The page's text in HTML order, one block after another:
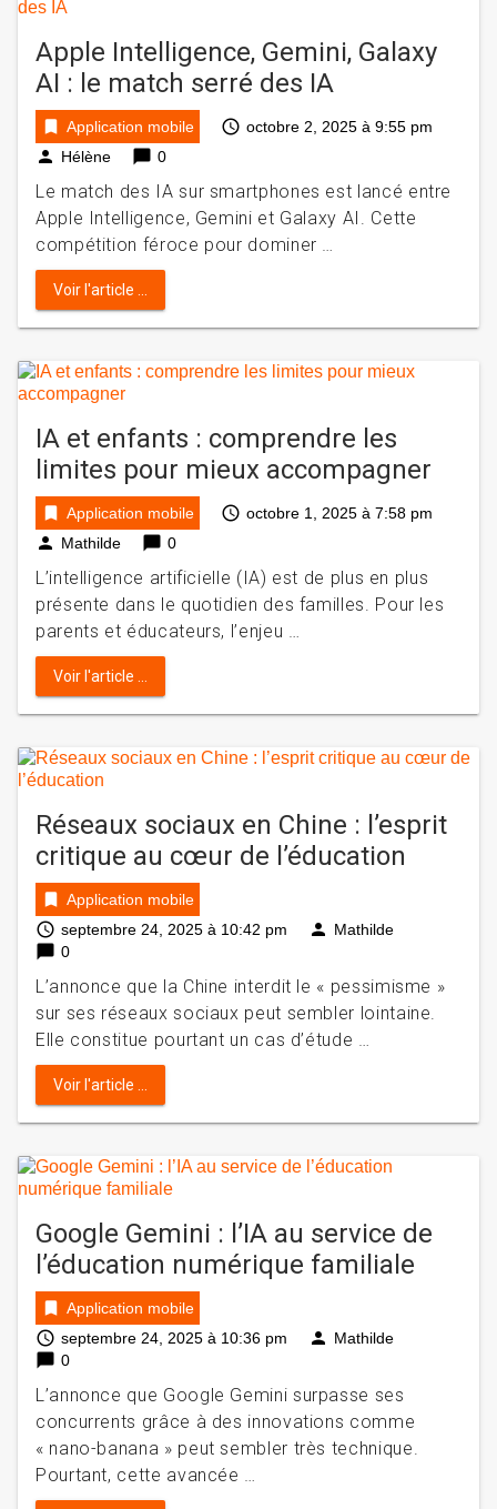
Apple Intelligence, Gemini, Galaxy
AI : le match serré des IA
bookmark Application mobile access_time octobre 2, 2025 à 9:55 pm
person Hélène chat_bubble 0
Le match des IA sur smartphones est lancé entre
Apple Intelligence, Gemini et Galaxy AI. Cette
compétition féroce pour dominer …
Voir l'article ...
IA et enfants : comprendre les
limites pour mieux accompagner
bookmark Application mobile access_time octobre 1, 2025 à 7:58 pm
person Mathilde chat_bubble 0
L’intelligence artificielle (IA) est de plus en plus
présente dans le quotidien des familles. Pour les
parents et éducateurs, l’enjeu …
Voir l'article ...
Réseaux sociaux en Chine : l’esprit
critique au cœur de l’éducation
bookmark Application mobile
access_time septembre 24, 2025 à 10:42 pm person Mathilde
chat_bubble 0
L’annonce que la Chine interdit le « pessimisme »
sur ses réseaux sociaux peut sembler lointaine.
Elle constitue pourtant un cas d’étude …
Voir l'article ...
Google Gemini : l’IA au service de
l’éducation numérique familiale
bookmark Application mobile
access_time septembre 24, 2025 à 10:36 pm person Mathilde
chat_bubble 0
L’annonce que Google Gemini surpasse ses
concurrents grâce à des innovations comme
« nano-banana » peut sembler très technique.
Pourtant, cette avancée …